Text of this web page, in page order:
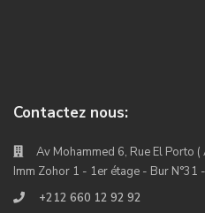
Contactez nous:
Av Mohammed 6, Rue El Porto
Imm Zohor 1 - 1er étage - Bur N°31
+212 660 12 92 92